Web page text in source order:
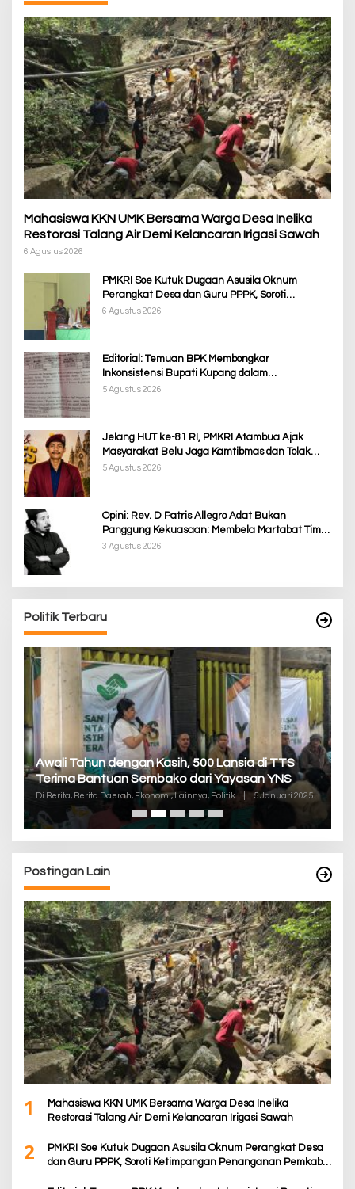
Mahasiswa KKN UMK Bersama Warga Desa Inelika
Restorasi Talang Air Demi Kelancaran Irigasi Sawah
6 Agustus 2026
PMKRI Soe Kutuk Dugaan Asusila Oknum
Perangkat Desa dan Guru PPPK, Soroti
Ketimpangan Penanganan Pemkab TTS
6 Agustus 2026
Editorial: Temuan BPK Membongkar
Inkonsistensi Bupati Kupang dalam
Menjalankan Regulasi
5 Agustus 2026
Jelang HUT ke-81 RI, PMKRI Atambua Ajak
Masyarakat Belu Jaga Kamtibmas dan Tolak
Provokasi
5 Agustus 2026
Opini: Rev. D Patris Allegro Adat Bukan
Panggung Kekuasaan: Membela Martabat Timor
dari Politik Simbolik
3 Agustus 2026
Politik Terbaru
Awali Tahun dengan Kasih, 500 Lansia di TTS
Terima Bantuan Sembako dari Yayasan YNS
Di Berita, Berita Daerah, Ekonomi, Lainnya, Politik 5 Januari 2025
Postingan Lain
1
Mahasiswa KKN UMK Bersama Warga Desa Inelika
Restorasi Talang Air Demi Kelancaran Irigasi Sawah
2
PMKRI Soe Kutuk Dugaan Asusila Oknum Perangkat Desa
dan Guru PPPK, Soroti Ketimpangan Penanganan Pemkab